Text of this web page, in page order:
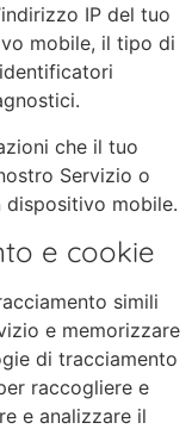
IP del tuo
mobile, il tipo di
che il tuo
Servizio o
dispositivo mobile.
e cookie
simili
e memorizzare
di tracciamento
raccogliere e
e analizzare il